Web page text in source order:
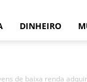
DINHEIRO
de baixa renda